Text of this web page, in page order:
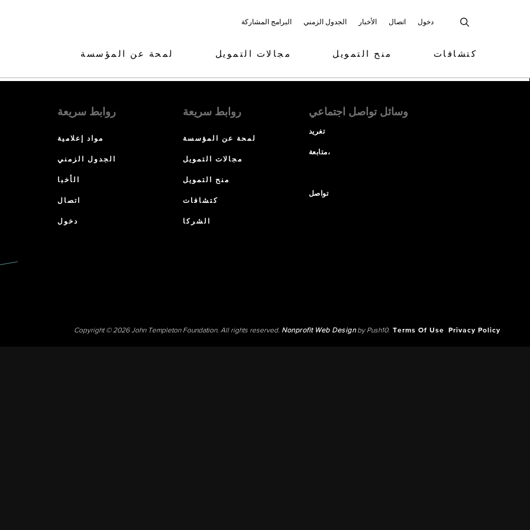
البرامج المشاركة الجدول الزمني الأخبار اتصال دخول
لمحة عن المؤسسة مجالات التمويل منح التمويل كتشافات
روابط سريعة
مواد إعلامية
الجدول الزمني
الأخبا
اتصال
دخول
روابط سريعة
لمحة عن المؤسسة
مجالات التمويل
منح التمويل
كتشافات
الشركا
وسائل تواصل اجتماعي
تغريد
متابعة،
تواصل
Copyright © 2026 John Templeton Foundation. All rights reserved. Nonprofit Web Designby Push10. Terms Of Use Privacy Policy